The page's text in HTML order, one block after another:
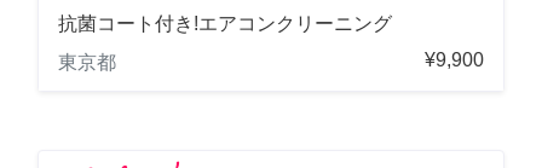
抗菌コート付き!エアコンクリーニング
東京都
¥9,900